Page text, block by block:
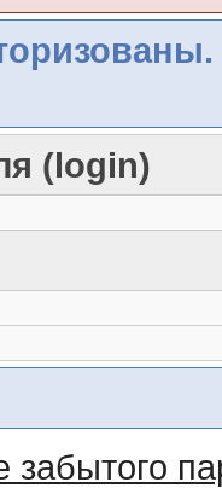
(login)
забытого